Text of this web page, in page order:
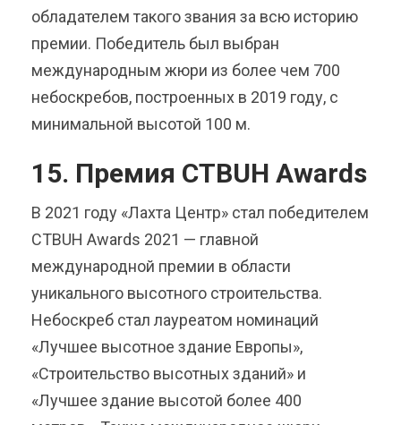
обладателем такого звания за всю историю
премии. Победитель был выбран
международным жюри из более чем 700
небоскребов, построенных в 2019 году, с
минимальной высотой 100 м.
15. Премия CTBUH Awards
В 2021 году «Лахта Центр» стал победителем
CTBUH Awards 2021 — главной
международной премии в области
уникального высотного строительства.
Небоскреб стал лауреатом номинаций
«Лучшее высотное здание Европы»,
«Строительство высотных зданий» и
«Лучшее здание высотой более 400